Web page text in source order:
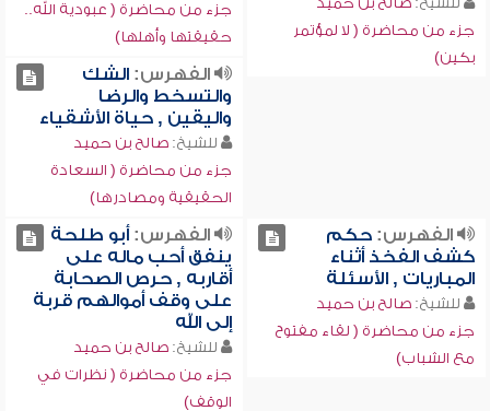
جزء من محاضرة ( لا لمؤتمر
بكين)
جزء من محاضرة ( عبودية الله..
حقيقتها وأهلها)
الفهرس:الشك
والتسخط والرضا
واليقين , حياة الأشقياء
للشيخ:صالح بن حميد
جزء من محاضرة ( السعادة
الحقيقية ومصادرها)
الفهرس:حكم
كشف الفخذ أثناء
المباريات , الأسئلة
للشيخ:صالح بن حميد
جزء من محاضرة ( لقاء مفتوح
مع الشباب)
الفهرس:أبو طلحة
ينفق أحب ماله على
أقاربه , حرص الصحابة
على وقف أموالهم قربة
إلى الله
للشيخ:صالح بن حميد
جزء من محاضرة ( نظرات في
الوقف)